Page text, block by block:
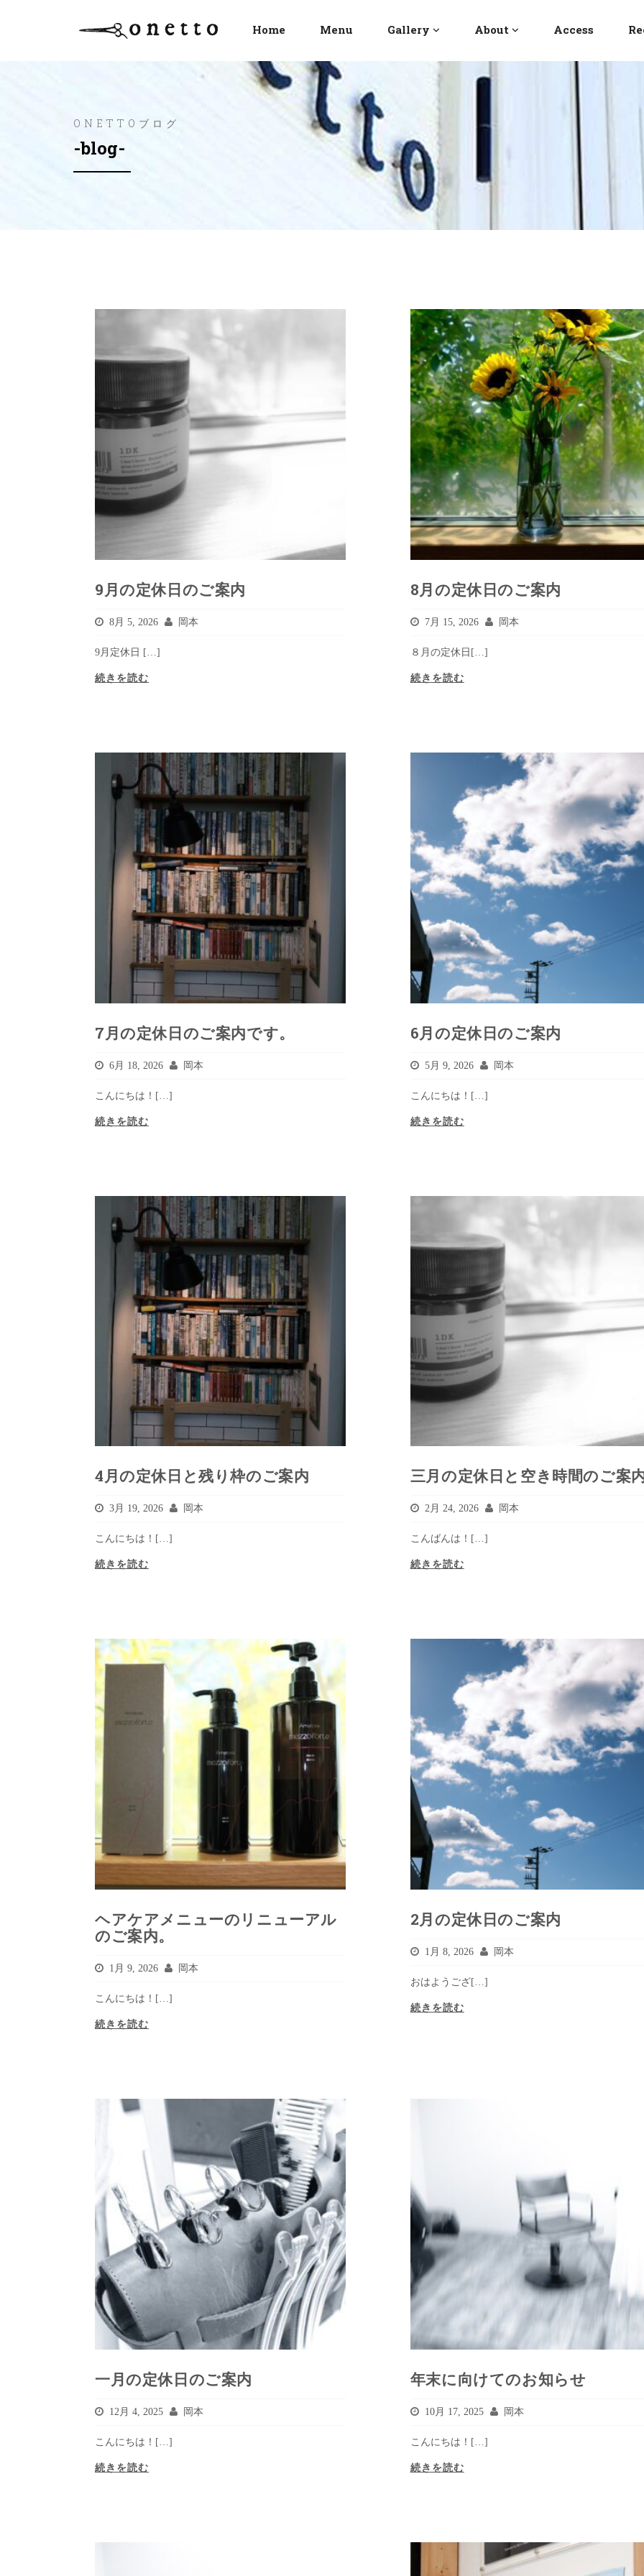
Home Menu Gallery About Access
ONETTOブログ
-blog-
9月の定休日のご案内
8月 5, 2026 岡本
9月定休日 […]
続きを読む
8月の定休日のご案内
7月 15, 2026 岡本
８月の定休日[…]
続きを読む
7月の定休日のご案内です。
6月 18, 2026 岡本
こんにちは！[…]
続きを読む
6月の定休日のご案内
5月 9, 2026 岡本
こんにちは！[…]
続きを読む
4月の定休日と残り枠のご案内
3月 19, 2026 岡本
こんにちは！[…]
続きを読む
三月の定休日と空き時間のご案
2月 24, 2026 岡本
こんばんは！[…]
続きを読む
ヘアケアメニューのリニューアル
のご案内。
1月 9, 2026 岡本
こんにちは！[…]
続きを読む
2月の定休日のご案内
1月 8, 2026 岡本
おはようござ[…]
続きを読む
一月の定休日のご案内
12月 4, 2025 岡本
こんにちは！[…]
続きを読む
年末に向けてのお知らせ
10月 17, 2025 岡本
こんにちは！[…]
続きを読む